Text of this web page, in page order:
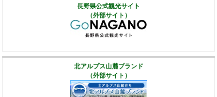
長野県公式観光サイト
（外部サイト）
北アルプス山麓ブランド
（外部サイト）